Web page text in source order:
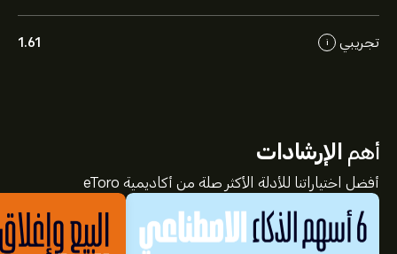
تجريبي i
1.61
أهم الإرشادات
أفضل اختياراتنا للأدلة الأكثر صلة من أكاديمية eToro